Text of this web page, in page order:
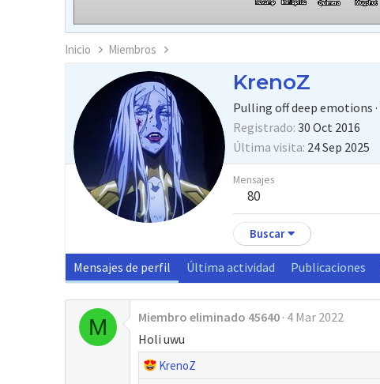
Inicio Miembros
KrenoZ
Pulling off deep emotions ·
Registrado 30 Oct 2016
Última visita 24 Sep 2025
Mensajes
80
Buscar
Mensajes de perfil Última actividad Publicaciones
M Miembro eliminado 45640 4 Mar 2022
Holi uwu
R
KrenoZ